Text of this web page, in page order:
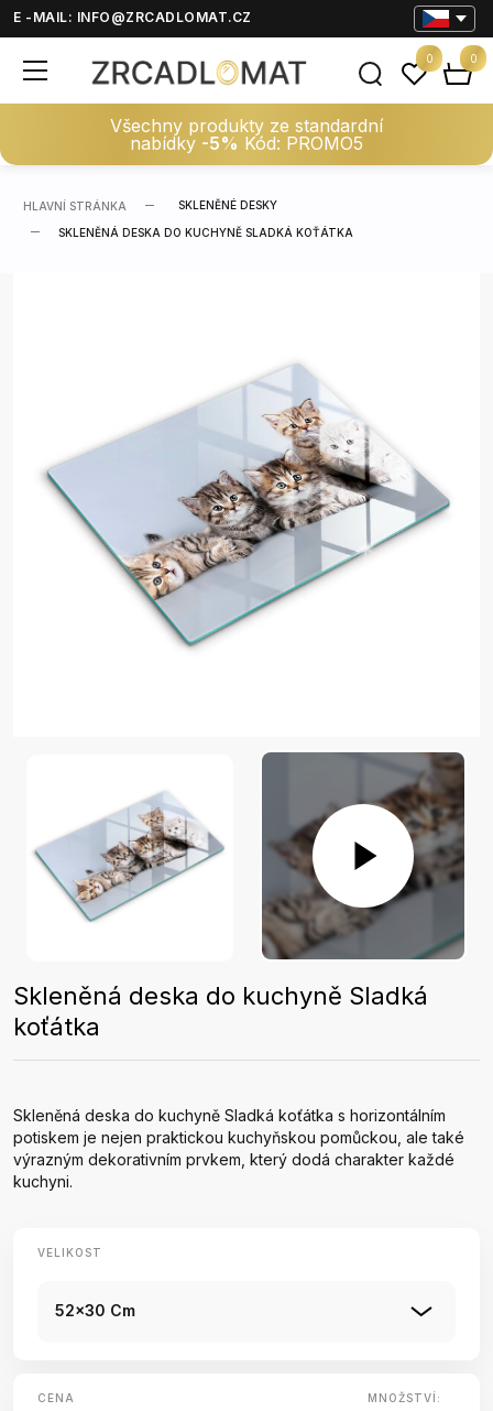
E -MAIL: INFO@ZRCADLOMAT.CZ
Všechny produkty ze standardní
nabídky -5% Kód: PROMO5
0 0
HLAVNÍ STRÁNKA SKLENĚNÉ DESKY
SKLENĚNÁ DESKA DO KUCHYNĚ SLADKÁ KOŤÁTKA
Skleněná deska do kuchyně Sladká
koťátka
Skleněná deska do kuchyně Sladká koťátka s horizontálním
potiskem je nejen praktickou kuchyňskou pomůckou, ale také
výrazným dekorativním prvkem, který dodá charakter každé
kuchyni.
VELIKOST
52x30 Cm
CENA MNOŽSTVÍ: